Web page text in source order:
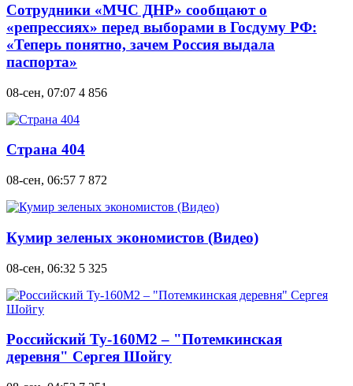
Сотрудники «МЧС ДНР» сообщают о
«репрессиях» перед выборами в Госдуму РФ:
«Теперь понятно, зачем Россия выдала
паспорта»
08-сен, 07:07 4 856
Страна 404
08-сен, 06:57 7 872
Кумир зеленых экономистов (Видео)
08-сен, 06:32 5 325
Российский Ту-160М2 – "Потемкинская
деревня" Сергея Шойгу